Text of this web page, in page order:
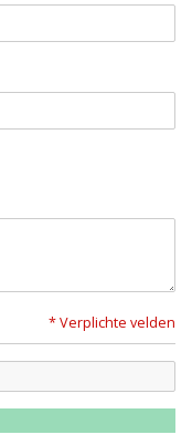
* Verplichte velden